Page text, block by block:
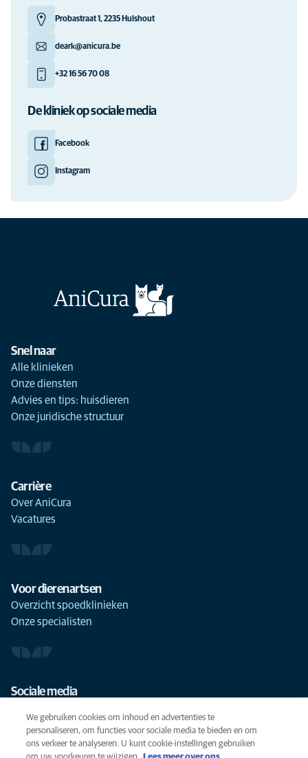
Probastraat 1, 2235 Hulshout
deark@anicura.be
+32 16 56 70 08
De kliniek op sociale media
Facebook
Instagram
Snel naar
Alle klinieken
Onze diensten
Advies en tips: huisdieren
Onze juridische structuur
Carrière
Over AniCura
Vacatures
Voor dierenartsen
Overzicht spoedklinieken
Onze specialisten
Sociale media
We gebruiken cookies om inhoud en advertenties te
personaliseren, om functies voor sociale media te bieden en om
ons verkeer te analyseren. U kunt cookie-instellingen gebruiken